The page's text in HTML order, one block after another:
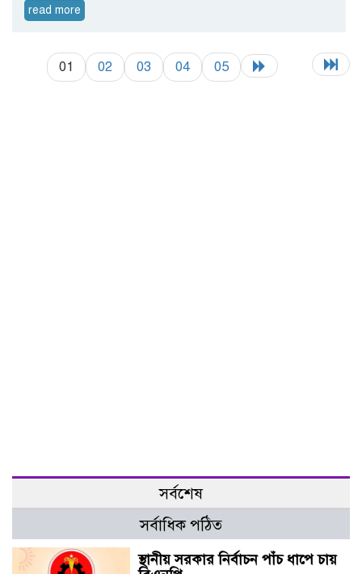
read more
01 02 03 04 05
সর্বশেষ
সর্বাধিক পঠিত
স্থানীয় সরকার নির্বাচন পাঁচ ধাপে চায়